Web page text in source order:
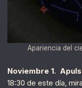
Apariencia del
Noviembre 1.
18:30 de este día,